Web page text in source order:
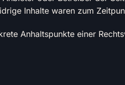
Inhalte waren zum
Anhaltspunkte einer